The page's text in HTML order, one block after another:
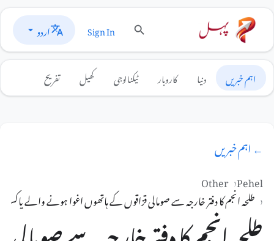
Sign In اردو
اہم خبریں دنیا کاروبار ٹیکنالوجی کھیل تفریح
← اہم خبریں
Pehel
Other
طلحہ انجم کا دفتر خارجہ سے صومالی قزاقوں کے ہاتھوں اغوا ہونے والے